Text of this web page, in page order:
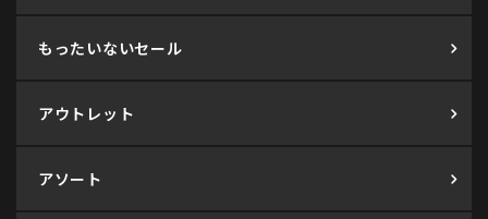
もったいないセール
アウトレット
アソート